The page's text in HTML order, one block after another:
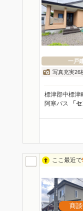
一戸
写真充実26
標津郡中標津
阿寒バス 「
ここ最近で
商